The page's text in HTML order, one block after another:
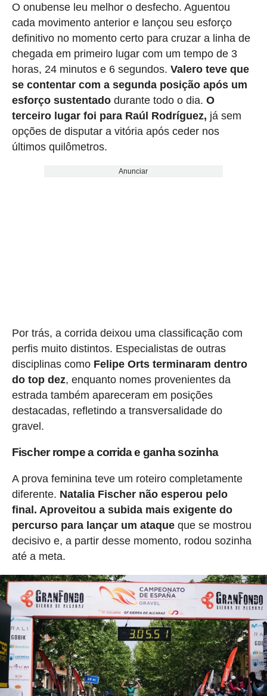
O onubense leu melhor o desfecho. Aguentou
cada movimento anterior e lançou seu esforço
definitivo no momento certo para cruzar a linha de
chegada em primeiro lugar com um tempo de 3
horas, 24 minutos e 6 segundos. Valero teve que
se contentar com a segunda posição após um
esforço sustentadodurante todo o dia. O
terceiro lugar foi para Raúl Rodríguez, já sem
opções de disputar a vitória após ceder nos
últimos quilômetros.
Anunciar
Por trás, a corrida deixou uma classificação com
perfis muito distintos. Especialistas de outras
disciplinas como Felipe Orts terminaram dentro
do top dez, enquanto nomes provenientes da
estrada também apareceram em posições
destacadas, refletindo a transversalidade do
gravel.
Fischer rompe a corrida e ganha sozinha
A prova feminina teve um roteiro completamente
diferente. Natalia Fischer não esperou pelo
final. Aproveitou a subida mais exigente do
percurso para lançar um ataqueque se mostrou
decisivo e, a partir desse momento, rodou sozinha
até a meta.